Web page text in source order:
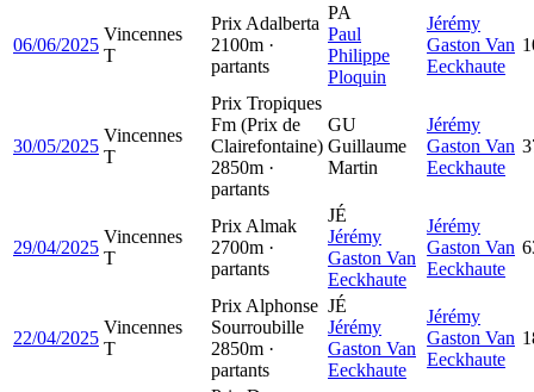
06/06/2025
Vincennes
T
Prix Adalberta
2100m ·
partants
PA
Paul
Philippe
Ploquin
Jérémy
Gaston Van
Eeckhaute
30/05/2025
Vincennes
T
Prix Tropiques
Fm (Prix de
Clairefontaine)
2850m ·
partants
GU
Guillaume
Martin
Jérémy
Gaston Van
Eeckhaute
29/04/2025
Vincennes
T
Prix Almak
2700m ·
partants
JÉ
Jérémy
Gaston Van
Eeckhaute
Jérémy
Gaston Van
Eeckhaute
22/04/2025
Vincennes
T
Prix Alphonse
Sourroubille
2850m ·
partants
JÉ
Jérémy
Gaston Van
Eeckhaute
Jérémy
Gaston Van
Eeckhaute